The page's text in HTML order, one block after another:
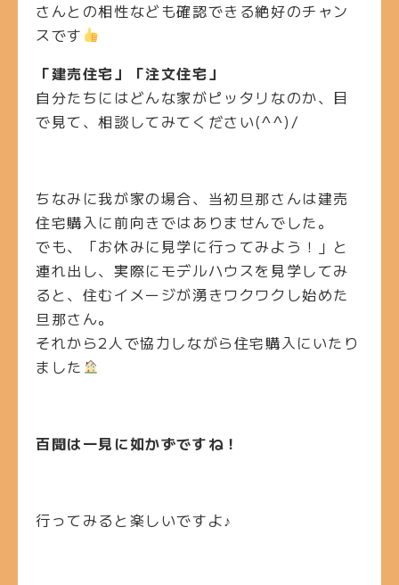
さんとの相性なども確認できる絶好のチャン
スです
「建売住宅」「注文住宅」
自分たちにはどんな家がピッタリなのか、目
で見て、相談してみてください(^^)/
ちなみに我が家の場合、当初旦那さんは建売
住宅購入に前向きではありませんでした。
でも、「お休みに見学に行ってみよう！」と
連れ出し、実際にモデルハウスを見学してみ
ると、住むイメージが湧きワクワクし始めた
旦那さん。
それから2人で協力しながら住宅購入にいたり
ました
百聞は一見に如かずですね！
行ってみると楽しいですよ♪